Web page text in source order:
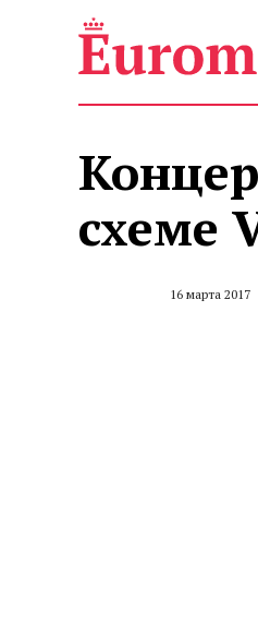
схеме
16 марта 2017